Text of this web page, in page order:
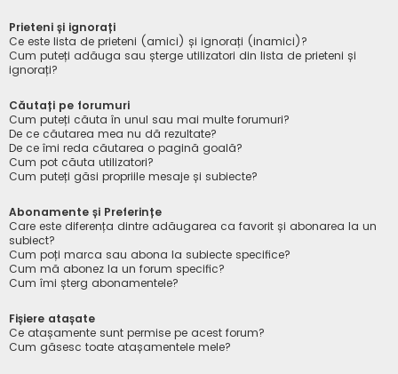
Prieteni și ignorați
Ce este lista de prieteni (amici) și ignorați (inamici)?
Cum puteți adăuga sau șterge utilizatori din lista de prieteni și
ignorați?
Căutați pe forumuri
Cum puteți căuta în unul sau mai multe forumuri?
De ce căutarea mea nu dă rezultate?
De ce îmi reda căutarea o pagină goală?
Cum pot căuta utilizatori?
Cum puteți găsi propriile mesaje și subiecte?
Abonamente și Preferințe
Care este diferența dintre adăugarea ca favorit și abonarea la un
subiect?
Cum poți marca sau abona la subiecte specifice?
Cum mă abonez la un forum specific?
Cum îmi șterg abonamentele?
Fișiere atașate
Ce atașamente sunt permise pe acest forum?
Cum găsesc toate atașamentele mele?